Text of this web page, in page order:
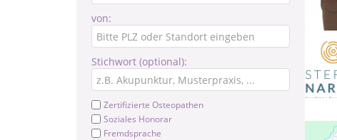
von:
Stichwort (optional):
Zertifizierte Osteopathen
Soziales Honorar
Fremdsprache